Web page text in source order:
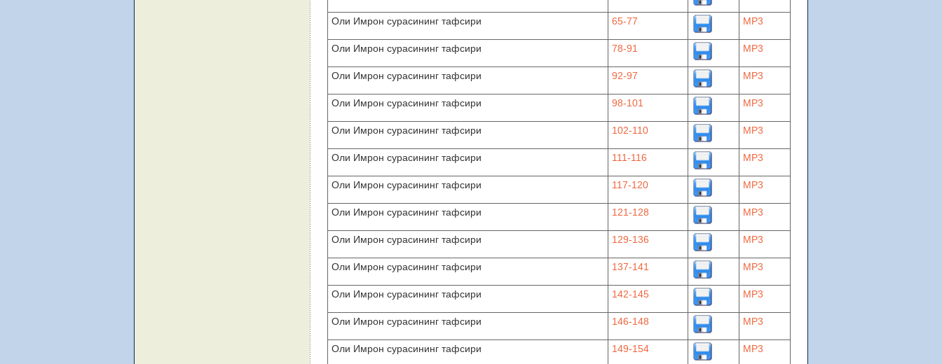
Оли Имрон сурасининг тафсири 65-77 MP3
Оли Имрон сурасининг тафсири 78-91 MP3
Оли Имрон сурасининг тафсири 92-97 MP3
Оли Имрон сурасининг тафсири 98-101 MP3
Оли Имрон сурасининг тафсири 102-110 MP3
Оли Имрон сурасининг тафсири 111-116 MP3
Оли Имрон сурасининг тафсири 117-120 MP3
Оли Имрон сурасининг тафсири 121-128 MP3
Оли Имрон сурасининг тафсири 129-136 MP3
Оли Имрон сурасининг тафсири 137-141 MP3
Оли Имрон сурасининг тафсири 142-145 MP3
Оли Имрон сурасининг тафсири 146-148 MP3
Оли Имрон сурасининг тафсири 149-154 MP3